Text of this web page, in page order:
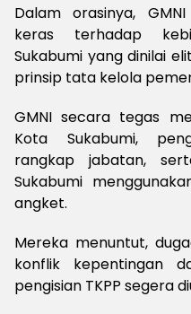
Dalam orasinya,
keras terhadap
Sukabumi yang dinilai
prinsip tata kelola
GMNI secara tegas
Kota Sukabumi,
rangkap jabatan,
Sukabumi
angket.
Mereka menuntut,
konflik kepentingan
pengisian TKPP segera